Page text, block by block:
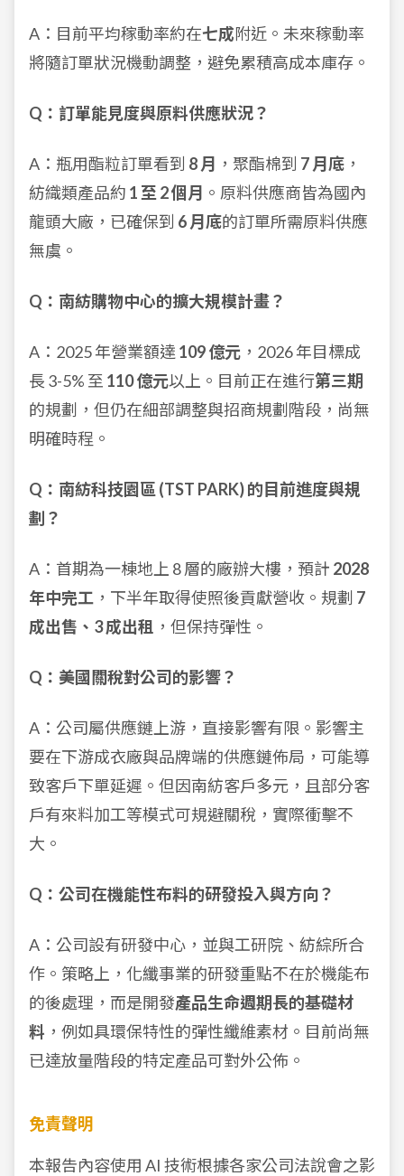
A：目前平均稼動率約在七成附近。未來稼動率
將隨訂單狀況機動調整，避免累積高成本庫存。
Q：訂單能見度與原料供應狀況？
A：瓶用酯粒訂單看到 8 月 ，聚酯棉到 7 月底 ，
紡織類產品約 1 至 2 個月 。原料供應商皆為國內
龍頭大廠，已確保到 6 月底的訂單所需原料供應
無虞。
Q：南紡購物中心的擴大規模計畫？
A：2025 年營業額達 109 億元 ，2026 年目標成
長 3-5% 至 110 億元以上。目前正在進行第三期
的規劃，但仍在細部調整與招商規劃階段，尚無
明確時程。
Q：南紡科技園區 (TST PARK) 的目前進度與規
劃？
A：首期為一棟地上 8 層的廠辦大樓，預計 2028
年中完工 ，下半年取得使照後貢獻營收。規劃 7
成出售、3 成出租 ，但保持彈性。
Q：美國關稅對公司的影響？
A：公司屬供應鏈上游，直接影響有限。影響主
要在下游成衣廠與品牌端的供應鏈佈局，可能導
致客戶下單延遲。但因南紡客戶多元，且部分客
戶有來料加工等模式可規避關稅，實際衝擊不
大。
Q：公司在機能性布料的研發投入與方向？
A：公司設有研發中心，並與工研院、紡綜所合
作。策略上，化纖事業的研發重點不在於機能布
的後處理，而是開發產品生命週期長的基礎材
料 ，例如具環保特性的彈性纖維素材。目前尚無
已達放量階段的特定產品可對外公佈。
免責聲明
本報告內容使用 AI 技術根據各家公司法說會之影